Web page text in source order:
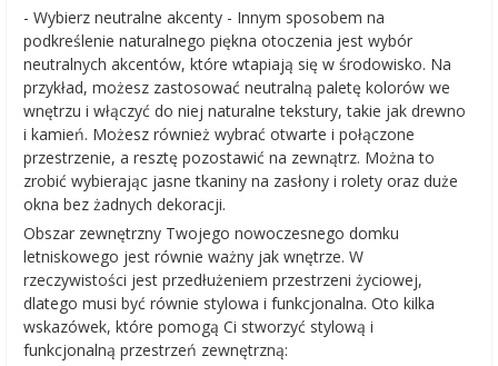
- Wybierz neutralne akcenty - Innym sposobem na
podkreślenie naturalnego piękna otoczenia jest wybór
neutralnych akcentów, które wtapiają się w środowisko. Na
przykład, możesz zastosować neutralną paletę kolorów we
wnętrzu i włączyć do niej naturalne tekstury, takie jak drewno
i kamień. Możesz również wybrać otwarte i połączone
przestrzenie, a resztę pozostawić na zewnątrz. Można to
zrobić wybierając jasne tkaniny na zasłony i rolety oraz duże
okna bez żadnych dekoracji.
Obszar zewnętrzny Twojego nowoczesnego domku
letniskowego jest równie ważny jak wnętrze. W
rzeczywistości jest przedłużeniem przestrzeni życiowej,
dlatego musi być równie stylowa i funkcjonalna. Oto kilka
wskazówek, które pomogą Ci stworzyć stylową i
funkcjonalną przestrzeń zewnętrzną: